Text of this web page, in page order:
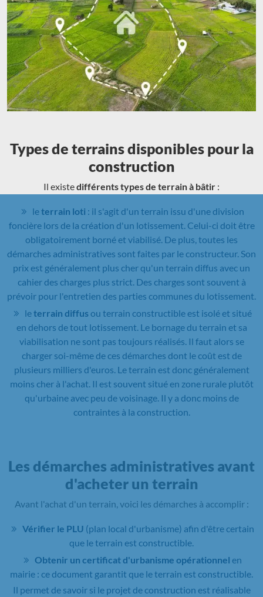
Types de terrains disponibles pour la
construction
Il existedifférents types de terrain à bâtir :
leterrain loti : il s'agit d'un terrain issu d'une division
foncière lors de la création d'un lotissement. Celui-ci doit être
obligatoirement borné et viabilisé. De plus, toutes les
démarches administratives sont faites par le constructeur. Son
prix est généralement plus cher qu'un terrain diffus avec un
cahier des charges plus strict. Des charges sont souvent à
prévoir pour l'entretien des parties communes du lotissement.
leterrain diffusou terrain constructible est isolé et situé
en dehors de tout lotissement. Le bornage du terrain et sa
viabilisation ne sont pas toujours réalisés. Il faut alors se
charger soi-même de ces démarches dont le coût est de
plusieurs milliers d'euros. Le terrain est donc généralement
moins cher à l'achat. Il est souvent situé en zone rurale plutôt
qu'urbaine avec peu de voisinage. Il y a donc moins de
contraintes à la construction.
Les démarches administratives avant
d'acheter un terrain
Avant l'achat d'un terrain, voici les démarches à accomplir :
Vérifier le PLU (plan local d'urbanisme) afin d'être certain
que le terrain est constructible.
Obtenir un certificat d'urbanisme opérationnel en
mairie : ce document garantit que le terrain est constructible.
Il permet de savoir si le projet de construction est réalisable